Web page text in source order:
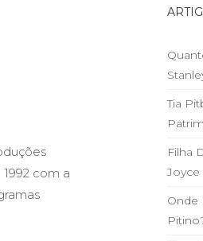
com a
Tia
Filha
Joyce
Onde